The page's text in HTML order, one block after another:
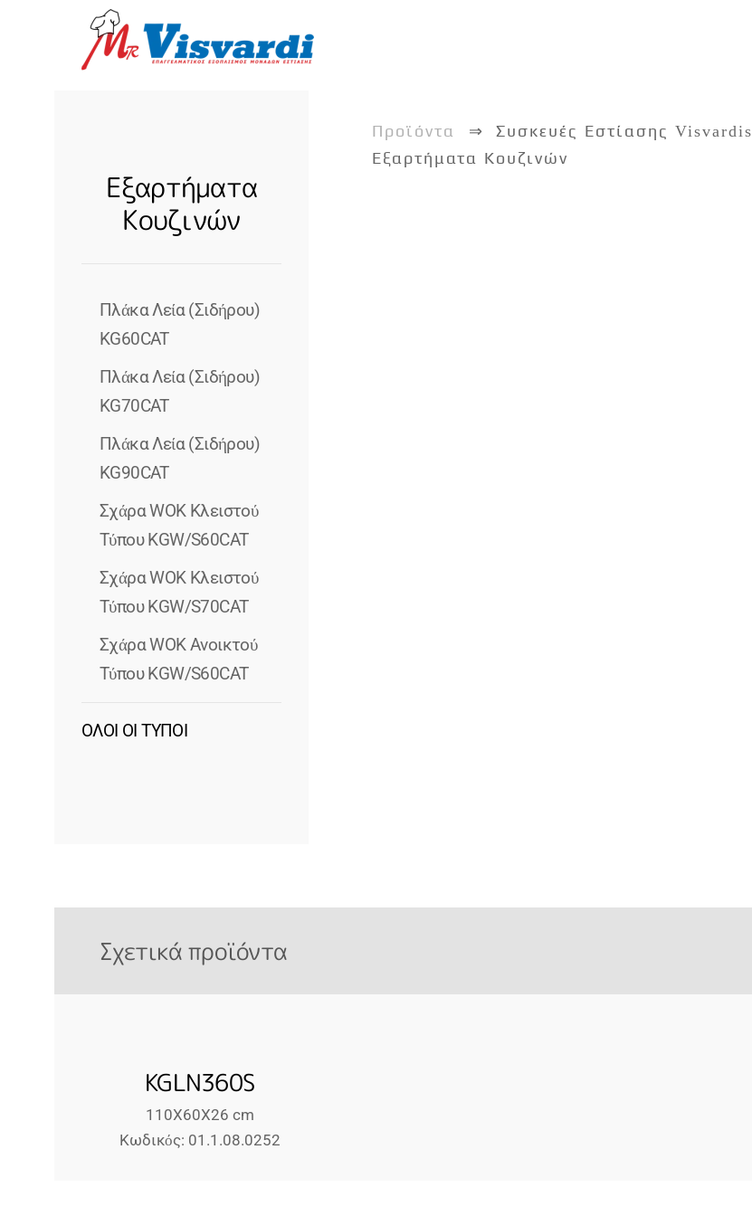
Skip to main content
Εξαρτήματα
Κουζινών
Πλάκα Λεία (σιδήρου)
KG60CAT
Πλάκα Λεία (σιδήρου)
KG70CAT
Πλάκα Λεία (σιδήρου)
KG90CAT
Σχάρα WOK Κλειστού
Τύπου KGW/S60CAT
Σχάρα WOK Κλειστού
Τύπου KGW/S70CAT
Σχάρα WOK Ανοικτού
Τύπου KGW/S60CAT
ΟΛΟΙ ΟΙ ΤΥΠΟΙ
Προϊόντα Συσκευές Εστίασης Visvardis
Εξαρτήματα Κουζινών
Σχετικά προϊόντα
KGLN360S
110Χ60Χ26 cm
Κωδικός: 01.1.08.0252